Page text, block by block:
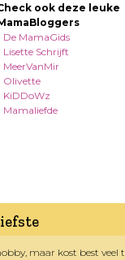
ook deze leuke
De MamaGids
Lisette Schrijft
MeerVanMir
Olivette
KiDDoWz
Mamaliefde
maar kost best veel